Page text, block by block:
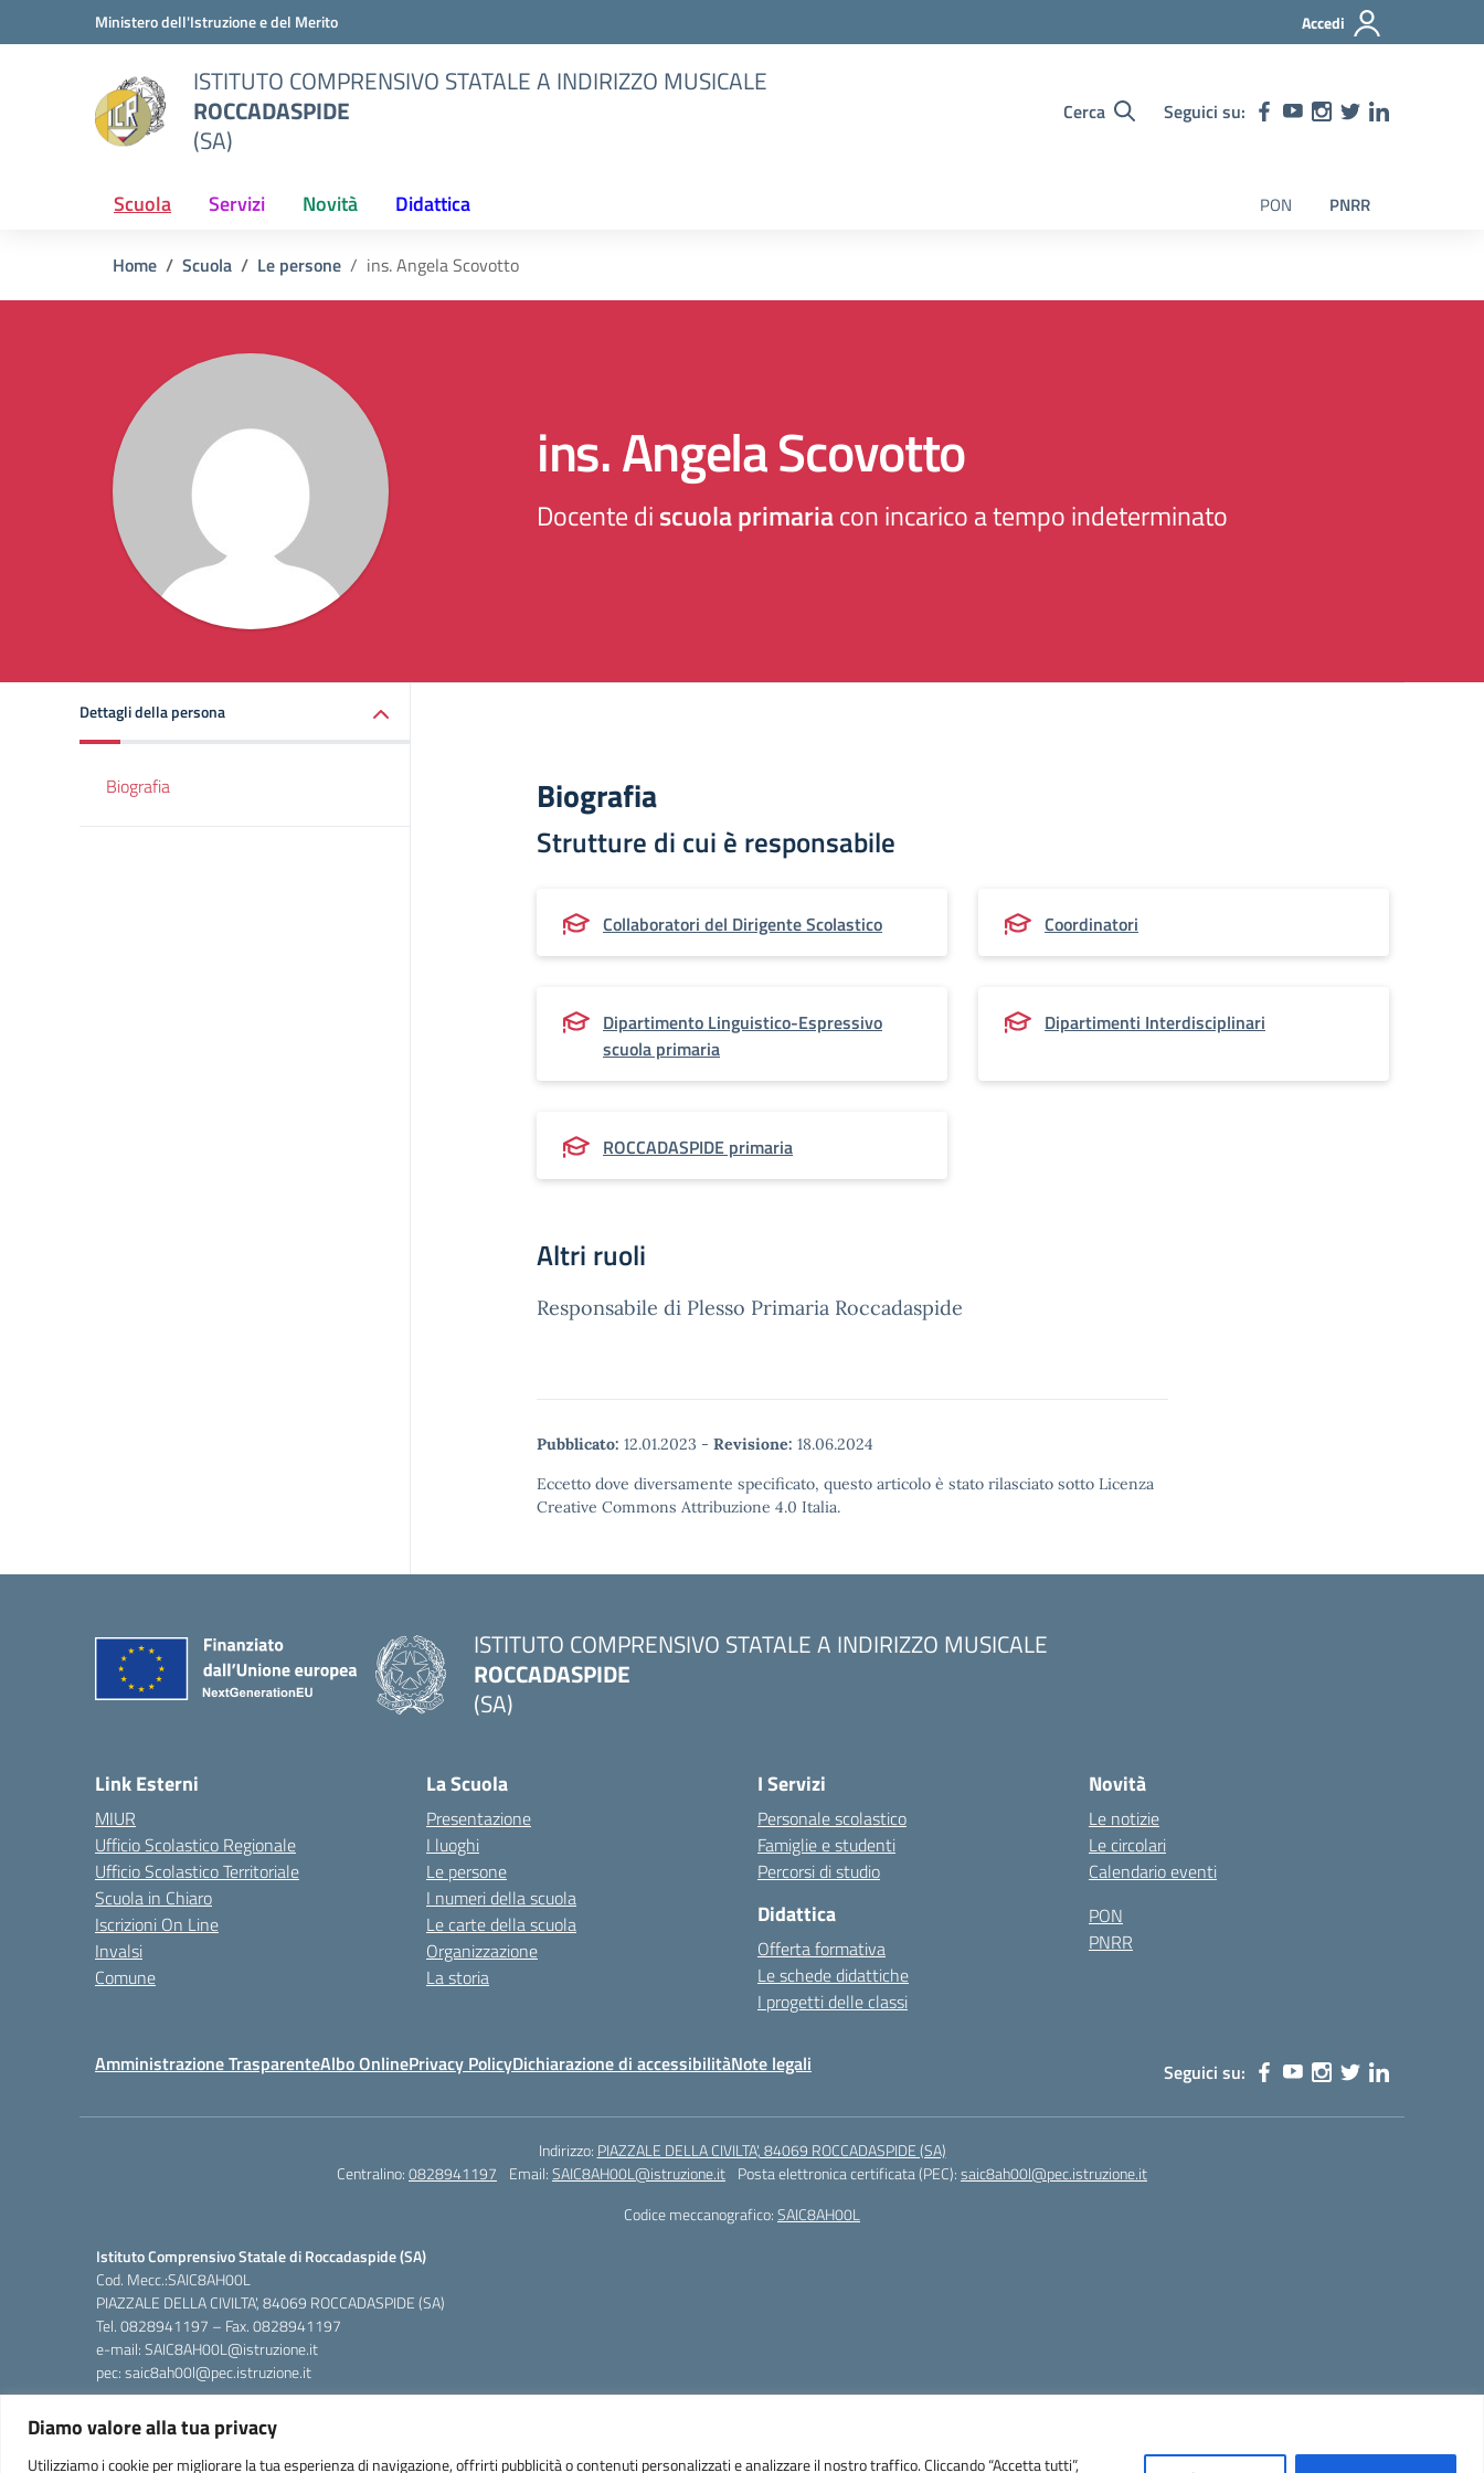
Diamo valore alla tua privacy
Utilizziamo i cookie per migliorare la tua esperienza di navigazione, offrirti pubblicità o contenuti personalizzati e analizzare il nostro traffico. Cliccando “Accetta tutti”,
Vai ai contenuti
Vai al menu di navigazioneMinistero dell'Istruzione e del Merito Accedi
ISTITUTO COMPRENSIVO STATALE A INDIRIZZO MUSICALE
ROCCADASPIDE
(SA)
Cerca Seguici su:
Scuola Servizi Novità Didattica PON PNRR
Home Scuola Le persone ins. Angela Scovotto
ins. Angela Scovotto
Docente discuola primariacon incarico a tempo indeterminato
Dettagli della persona
Biografia Biografia
Strutture di cui è responsabile
Collaboratori del Dirigente Scolastico Coordinatori
Dipartimento Linguistico-Espressivo
scuola primaria
Dipartimenti Interdisciplinari
ROCCADASPIDE primaria
Altri ruoli
Responsabile di Plesso Primaria Roccadaspide
Pubblicato: 12.01.2023 - Revisione: 18.06.2024
Eccetto dove diversamente specificato, questo articolo è stato rilasciato sotto Licenza
Creative Commons Attribuzione 4.0 Italia.
ISTITUTO COMPRENSIVO STATALE A INDIRIZZO MUSICALE
ROCCADASPIDE
(SA)
Link Esterni
MIUR
Ufficio Scolastico Regionale
Ufficio Scolastico Territoriale
Scuola in Chiaro
Iscrizioni On Line
Invalsi
Comune
La Scuola
Presentazione
I luoghi
Le persone
I numeri della scuola
Le carte della scuola
Organizzazione
La storia
I Servizi
Personale scolastico
Famiglie e studenti
Percorsi di studio
Didattica
Offerta formativa
Le schede didattiche
I progetti delle classi
Novità
Le notizie
Le circolari
Calendario eventi
PON
PNRR
Amministrazione TrasparenteAlbo OnlinePrivacy PolicyDichiarazione di accessibilitàNote legali Seguici su:
Indirizzo: PIAZZALE DELLA CIVILTA', 84069 ROCCADASPIDE (SA)
Centralino:0828941197 Email:SAIC8AH00L@istruzione.it Posta elettronica certificata (PEC):saic8ah00l@pec.istruzione.it
Codice meccanografico:SAIC8AH00L
Istituto Comprensivo Statale di Roccadaspide (SA)
Cod. Mecc.:SAIC8AH00L
PIAZZALE DELLA CIVILTA', 84069 ROCCADASPIDE (SA)
Tel. 0828941197 – Fax. 0828941197
e-mail: SAIC8AH00L@istruzione.it
pec: saic8ah00l@pec.istruzione.it